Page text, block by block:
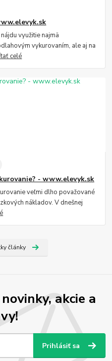
využitie najmä
vykurovaním, ale aj na
celé
- www.elevyk.sk
veľmi dlho považované
nákladov. V dnešnej
články
akcie a
Prihlásiť sa